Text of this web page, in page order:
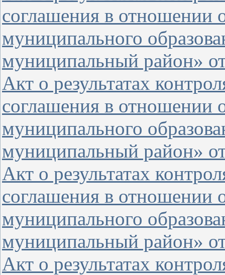
соглашения в отношении
муниципального
муниципальный район»
Акт о результатах
соглашения в отношении
муниципального
муниципальный район»
Акт о результатах
соглашения в отношении
муниципального
муниципальный район»
Акт о результатах